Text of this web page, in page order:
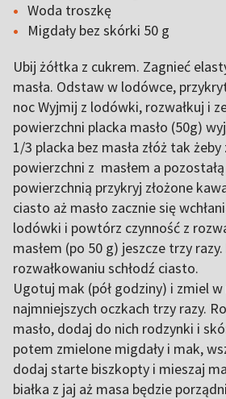
Woda troszkę
Migdały bez skórki 50 g
Ubij żółtka z cukrem. Zagnieć
masła. Odstaw w lodówce,
noc Wyjmij z lodówki, rozwałkuj i
powierzchni placka masło (50g)
1/3 placka bez masła złóż tak żeby
powierzchni z masłem a
powierzchnią przykryj złożone
ciasto aż masło zacznie się
lodówki i powtórz czynność z
masłem (po 50 g) jeszcze trzy
rozwałkowaniu schłodź ciasto.
Ugotuj mak (pół godziny) i zmiel w
najmniejszych oczkach trzy razy.
masło, dodaj do nich rodzynki i
potem zmielone migdały i mak,
dodaj starte biszkopty i mieszaj
białka z jaj aż masa będzie